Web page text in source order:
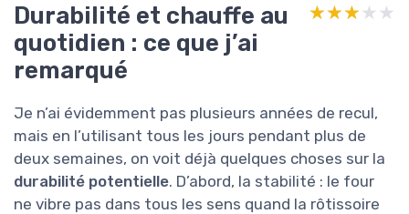
Durabilité et chauffe au
quotidien : ce que j’ai
remarqué
★★★★★
★★★★★
Je n’ai évidemment pas plusieurs années de recul,
mais en l’utilisant tous les jours pendant plus de
deux semaines, on voit déjà quelques choses sur la
durabilité potentielle. D’abord, la stabilité : le four
ne vibre pas dans tous les sens quand la rôtissoire